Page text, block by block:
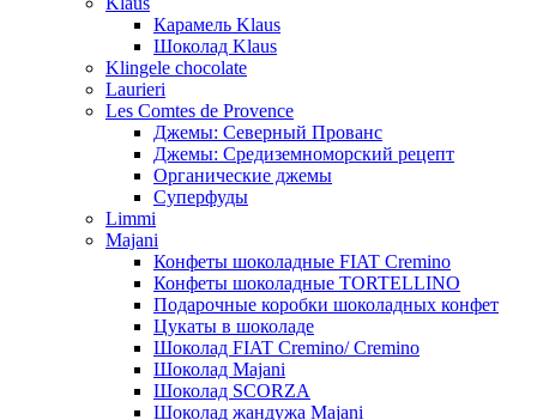
Карамель Klaus
Шоколад Klaus
Klingele chocolate
Laurieri
Les Comtes de Provence
Джемы: Северный Прованс
Джемы: Средиземноморский рецепт
Органические джемы
Суперфуды
Limmi
Majani
Конфеты шоколадные FIAT Cremino
Конфеты шоколадные TORTELLINO
Подарочные коробки шоколадных конфет
Цукаты в шоколаде
Шоколад FIAT Cremino/ Cremino
Шоколад Majani
Шоколад SCORZA
Шоколад жандужа Majani